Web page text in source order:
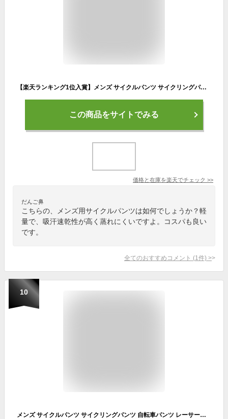
【楽天ランキング1位入賞】メンズ サイクルパンツ サイクリングパンツ 自転車パンツ レーサーパンツ ストレッチ 4Dパッド 夏 吸汗速乾 軽量(グレー, Large)
この商品をサイトでみる
価格と在庫を楽天でチェック >>
だんご鼻
こちらの、メンズ用サイクルパンツは如何でしょうか？軽
量で、吸汗速乾性が高く蒸れにくいですよ。コスパも良い
です。
全てのおすすめコメント (1 件) >
10
メンズ サイクルパンツ サイクリングパンツ 自転車パンツ レーサーパンツ ストレッチ 4Dパッド 夏 弾力 吸汗速乾 軽量(グレー, Medium)